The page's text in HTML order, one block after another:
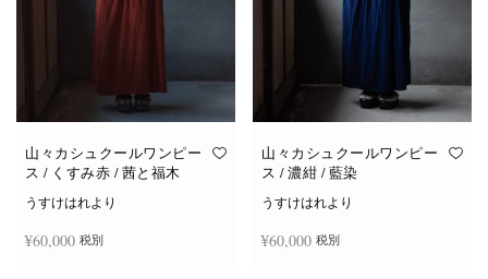
山々カシュクールワンピー
ス / くすみ赤 / 茜と福木
うすけはれより
¥60,000 税別
山々カシュクールワンピー
ス / 濃紺 / 藍染
うすけはれより
¥60,000 税別